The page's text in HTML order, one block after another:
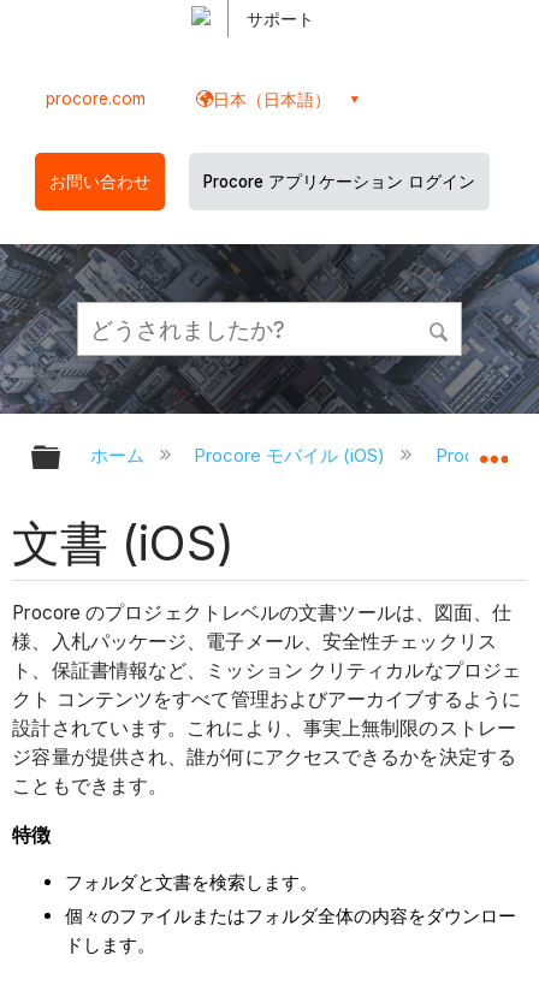
サポート
procore.com 日本（日本語）
お問い合わせ Procore アプリケーション ログイン
グローバル階層を展開/折りたたむ
ホーム Procore モバイル (iOS) Procore
文書 (iOS)
Procore のプロジェクトレベルの文書ツールは、図面、仕
様、入札パッケージ、電子メール、安全性チェックリス
ト、保証書情報など、ミッション クリティカルなプロジェ
クト コンテンツをすべて管理およびアーカイブするように
設計されています。これにより、事実上無制限のストレー
ジ容量が提供され、誰が何にアクセスできるかを決定する
こともできます。
特徴
フォルダと文書を検索します。
個々のファイルまたはフォルダ全体の内容をダウンロー
ドします。